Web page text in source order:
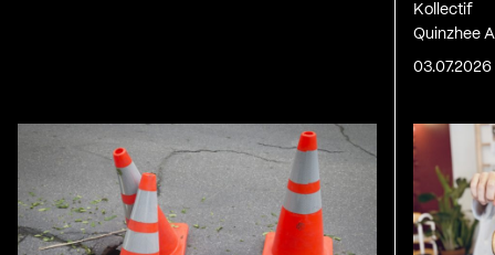
Kollectif
Quinzhee
03.07.2026